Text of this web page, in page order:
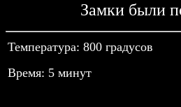
Замки были
Температура: 800 градусов
Время: 5 минут